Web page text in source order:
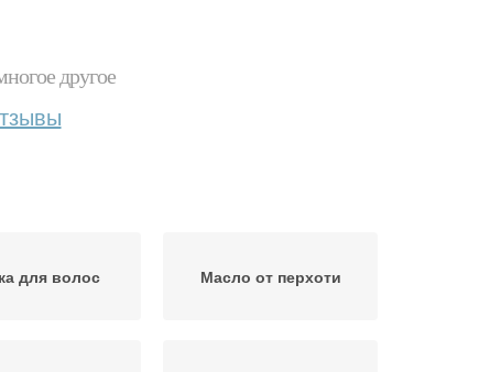
другое
для волос Масло от перхоти